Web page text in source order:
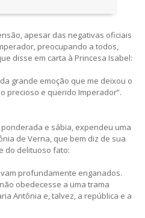
apesar das negativas oficiais
preocupando a todos,
disse em carta à Princesa Isabel:
grande emoção que me deixou o
precioso e querido Imperador”.
e sábia, expendeu uma
de Verna, que bem diz de sua
do delituoso fato:
profundamente enganados.
obedecesse a uma trama
Antônia e, talvez, a república e a